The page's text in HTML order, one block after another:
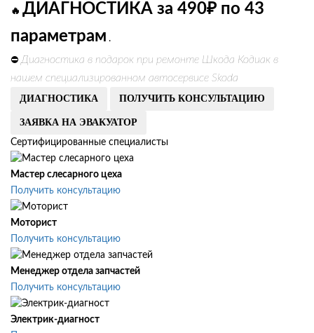
🔥 ДИАГНОСТИКА за 490₽ по 43
параметрам .
⛔ Диагностика в подарок при ремонте Шкода Кодиак в
нашем специализированном автосервисе Skoda
ДИАГНОСТИКА ПОЛУЧИТЬ КОНСУЛЬТАЦИЮ
ЗАЯВКА НА ЭВАКУАТОР
Сертифицированные специалисты
Мастер слесарного цеха
Получить консультацию
Моторист
Получить консультацию
Менеджер отдела запчастей
Получить консультацию
Электрик-диагност